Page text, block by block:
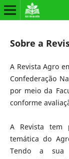
Sobre a
A Revista Agro
Confederação
por meio da
conforme
A Revista tem
temática do
Tendo a sua